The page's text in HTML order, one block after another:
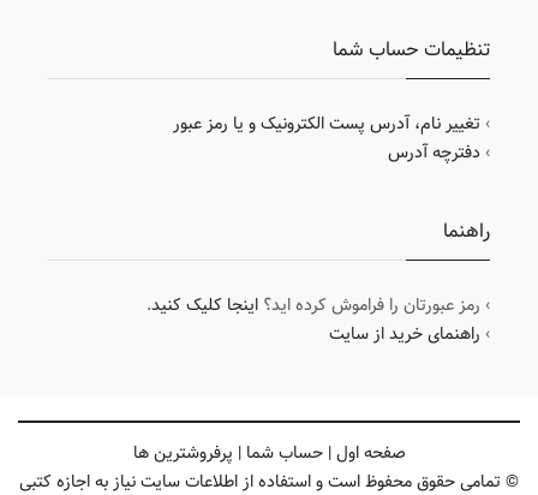
تنظیمات حساب شما
› تغییر نام، آدرس پست الکترونیک و یا رمز عبور
› دفترچه آدرس
راهنما
› رمز عبورتان را فراموش کرده اید؟ اینجا کلیک کنید.
› راهنمای خرید از سایت
صفحه اول|حساب شما | پرفروشترین ها
© تمامی حقوق محفوظ است و استفاده از اطلاعات سایت نیاز به اجازه کتبی